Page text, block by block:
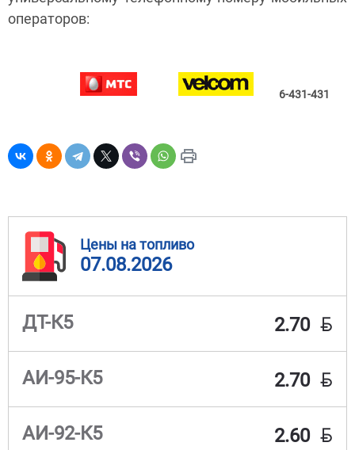
операторов:
6-431-431
Цены на топливо
07.08.2026
ДТ-К5 2.70 BYN
АИ-95-К5 2.70 BYN
АИ-92-К5 2.60 BYN